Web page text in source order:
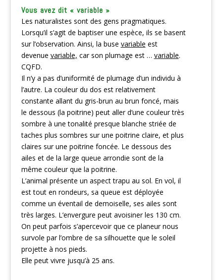
Vous avez dit « variable »
Les naturalistes sont des gens pragmatiques.
Lorsqu’il s’agit de baptiser une espèce, ils se basent
sur l’observation. Ainsi, la buse variable est
devenue variable, car son plumage est … variable.
CQFD.
Il n’y a pas d’uniformité de plumage d’un individu à
l’autre. La couleur du dos est relativement
constante allant du gris-brun au brun foncé, mais
le dessous (la poitrine) peut aller d’une couleur très
sombre à une tonalité presque blanche striée de
taches plus sombres sur une poitrine claire, et plus
claires sur une poitrine foncée. Le dessous des
ailes et de la large queue arrondie sont de la
même couleur que la poitrine.
L’animal présente un aspect trapu au sol. En vol, il
est tout en rondeurs, sa queue est déployée
comme un éventail de demoiselle, ses ailes sont
très larges. L’envergure peut avoisiner les 130 cm.
On peut parfois s’apercevoir que ce planeur nous
survole par l’ombre de sa silhouette que le soleil
projette à nos pieds.
Elle peut vivre jusqu’à 25 ans.